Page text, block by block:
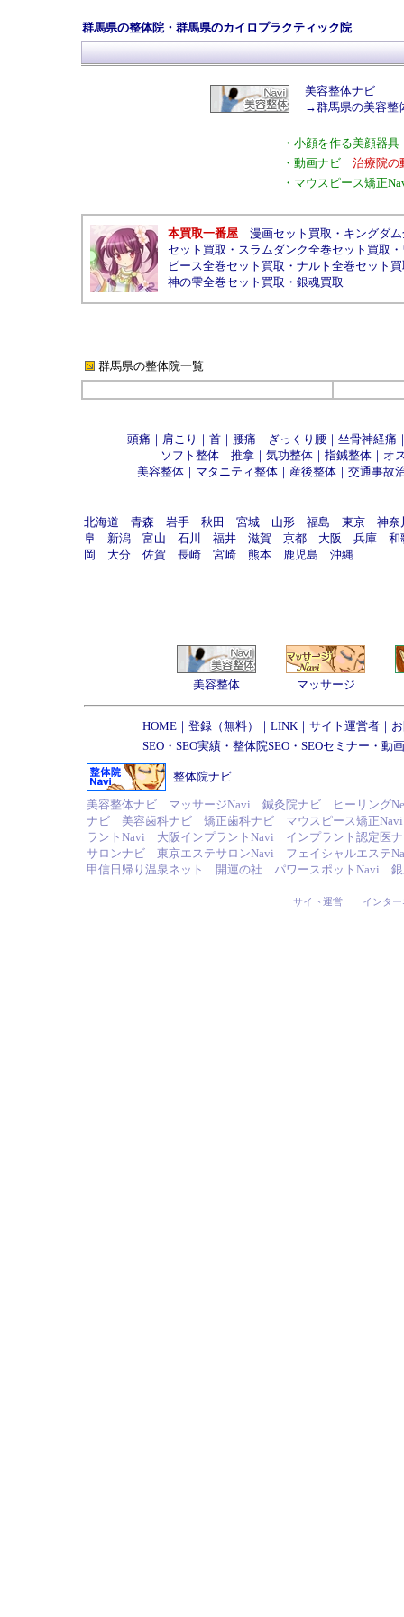
群馬県の整体院 ・群馬県のカイロプラクティック院
美容整体ナビ
→群馬県の美容整
・ 小顔を作る美顔器
・ 動画ナビ
治療院の
・ マウスピース矯正
本買取一番屋 漫画セット買取 ・ キングダ
セット買取 ・ スラムダンク全巻セット買取 ・
ピース全巻セット買取 ・ ナルト全巻セット
神の雫全巻セット買取 ・ 銀魂買取
群馬県の整体院一覧
頭痛 ｜ 肩こり ｜ 首 ｜ 腰痛 ｜ ぎっくり腰 ｜ 坐骨神経痛
ソフト整体 ｜ 推拿 ｜ 気功整体 ｜ 指鍼整体 ｜ オ
美容整体 ｜ マタニティ整体 ｜ 産後整体 ｜ 交通事故
北海道 青森 岩手 秋田 宮城 山形 福島 東京
神奈
阜
新潟 富山 石川 福井 滋賀 京都 大阪 兵庫
和
岡
大分 佐賀 長崎 宮崎 熊本 鹿児島 沖縄
美容整体 マッサージ
HOME ｜ 登録（無料） ｜ LINK ｜ サイト運営者 ｜
SEO ・ SEO実績 ・ 整体院SEO ・ SEOセミナー ・ 動
整体院ナビ
美容整体ナビ マッサージNavi 鍼灸院ナビ
ヒーリング
ナビ
美容歯科ナビ 矯正歯科ナビ
マウスピース矯正Navi
ラントNavi
大阪インプラントNavi
インプラント認定医
サロンナビ
東京エステサロンNavi
フェイシャルエステ
甲信日帰り温泉ネット
開運の社 パワースポットNavi
サイト運営 インタ